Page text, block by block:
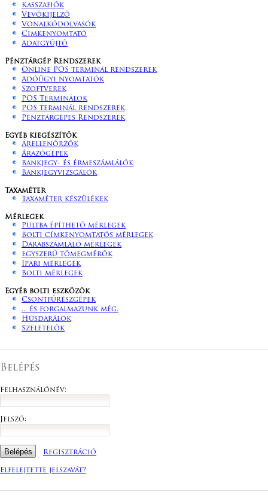
Kasszafiók
Vevőkijelző
Vonalkódolvasók
Cimkenyomtató
Adatgyűjtő
Pénztárgép Rendszerek
Online POS terminál rendszerek
Adóügyi nyomtatók
Szoftverek
POS Terminálok
POS terminál rendszerek
Pénztárgépes Rendszerek
Egyéb kiegészítők
Árellenőrzők
Árazógépek
Bankjegy- és érmeszámlálók
Bankjegyvizsgálók
Taxaméter
Taxaméter készülékek
Mérlegek
Pultba építhető mérlegek
Bolti címkenyomtatós mérlegek
Darabszámláló mérlegek
Egyszerű tömegmérők
Ipari mérlegek
Bolti mérlegek
Egyéb bolti eszközök
Csontfűrészgépek
... és forgalmazunk még.
Húsdarálók
Szeletelők
Belépés
Felhasználónév:
Jelszó:
Regisztráció
Elfelejtette jelszavát?